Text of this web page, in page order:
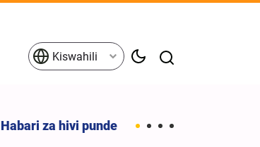
Kiswahili
Habari za hivi punde